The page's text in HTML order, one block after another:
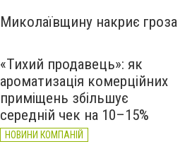
Миколаївщину накриє гроза
«Тихий продавець»: як
ароматизація комерційних
приміщень збільшує
середній чек на 10–15%
НОВИНИ КОМПАНІЙ